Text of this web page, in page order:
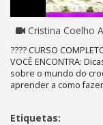
Cristina Coelho
???? CURSO
VOCÊ ENCONTRA:
sobre o mundo do
aprender a como
Etiquetas: